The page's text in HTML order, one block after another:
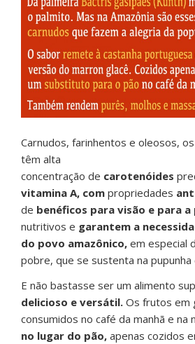
Carnudos, farinhentos e oleosos,
têm alta
concentração de carotenóides
vitamina A, com propriedades
de benéficos para visão e para a
nutritivos e garantem a
do povo amazônico, em especial
pobre, que se sustenta na pupunha
E não bastasse ser um alimento
delicioso e versátil. Os frutos em
consumidos no café da manhã e na
no lugar do pão, apenas cozidos